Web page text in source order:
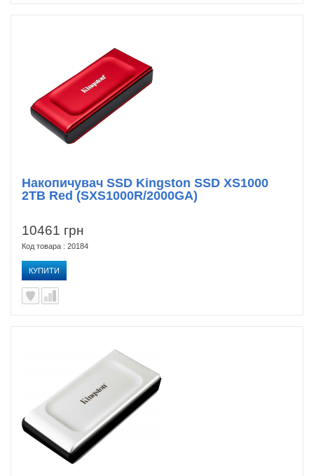
10461 грн
Код товара : 20184
КУПИТИ
Накопичувач SSD Kingston SSD XS1000
2TB Red (SXS1000R/2000GA)